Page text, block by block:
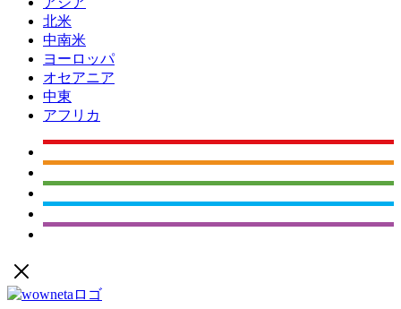
北米
中南米
ヨーロッパ
オセアニア
中東
アフリカ